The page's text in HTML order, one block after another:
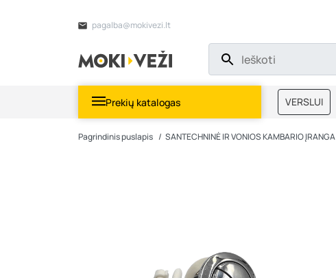
pagalba@mokivezi.lt
Prekių katalogas VERSLUI
MOKIBLOGAS
Pagrindinis puslapis SANTECHNINĖ IR VONIOS KAMBARIO ĮRANGA